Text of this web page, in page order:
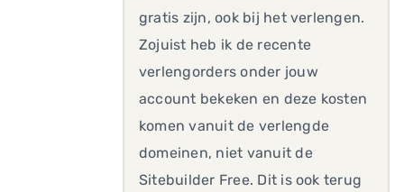
gratis zijn, ook bij het verlengen.
Zojuist heb ik de recente
verlengorders onder jouw
account bekeken en deze kosten
komen vanuit de verlengde
domeinen, niet vanuit de
Sitebuilder Free. Dit is ook terug